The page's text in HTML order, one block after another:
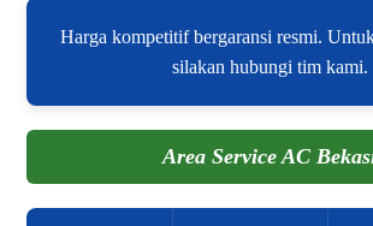
Harga kompetitif bergaransi resmi.
silakan hubungi tim kami.
Area Service AC